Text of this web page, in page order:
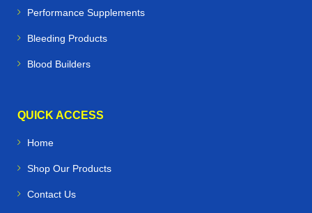
Performance Supplements
Bleeding Products
Blood Builders
QUICK ACCESS
Home
Shop Our Products
Contact Us